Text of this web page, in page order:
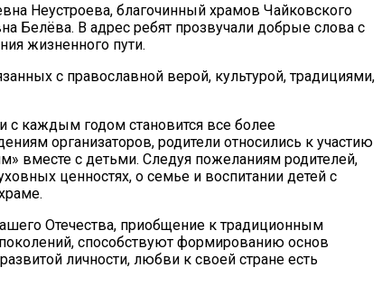
Неустроева, благочинный храмов Чайковского
Белёва. В адрес ребят прозвучали добрые слова с
жизненного пути.
с православной верой, культурой, традициями,
с каждым годом становится все более
организаторов, родители относились к участию
вместе с детьми. Следуя пожеланиям родителей,
ценностях, о семье и воспитании детей с
Отечества, приобщение к традиционным
способствуют формированию основ
личности, любви к своей стране есть